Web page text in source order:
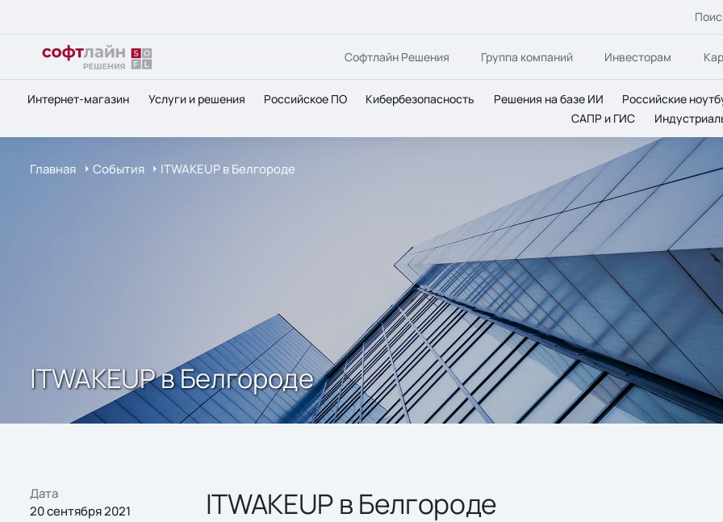
Софтлайн Решения Группа компаний Инвесторам
Интернет-магазин Услуги и решения Российское ПО Кибербезопасность Решения на базе ИИ Российские
САПР и ГИС
Главная События ITWAKEUP в Белгороде
ITWAKEUP в Белгороде
Дата
20 сентября 2021
ITWAKEUP в Белгороде